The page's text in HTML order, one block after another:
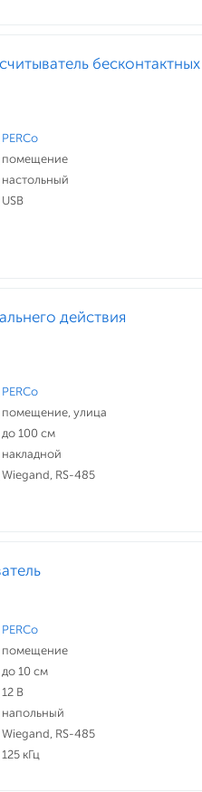
бесконтактных
PERCo
помещение
настольный
USB
действия
PERCo
помещение, улица
до 100 см
накладной
Wiegand, RS-485
PERCo
помещение
до 10 см
12 В
напольный
Wiegand, RS-485
125 кГц